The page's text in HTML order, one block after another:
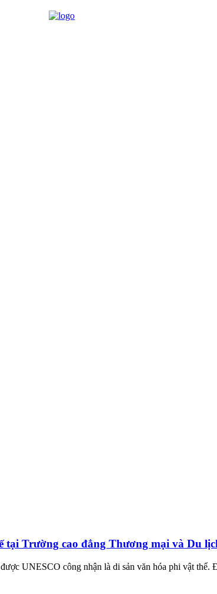
tại Trường cao đẳng Thương mại và Du
UNESCO công nhận là di sản văn hóa phi vật